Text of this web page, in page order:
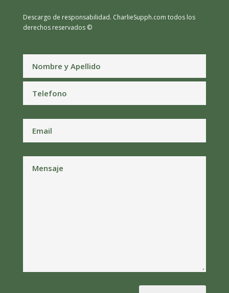
Descargo de responsabilidad. CharlieSupph.com todos los
derechos reservados ©